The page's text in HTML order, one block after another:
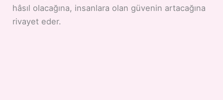
hâsıl olacağına, insanlara olan güvenin artacağına
rivayet eder.